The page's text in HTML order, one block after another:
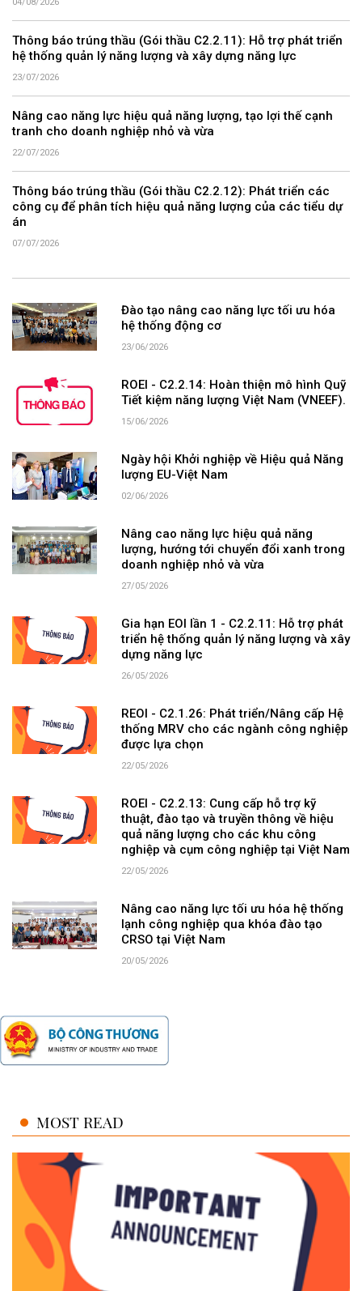
04/08/2026
Thông báo trúng thầu (Gói thầu C2.2.11): Hỗ trợ phát triển
hệ thống quản lý năng lượng và xây dựng năng lực
23/07/2026
Nâng cao năng lực hiệu quả năng lượng, tạo lợi thế cạnh
tranh cho doanh nghiệp nhỏ và vừa
22/07/2026
Thông báo trúng thầu (Gói thầu C2.2.12): Phát triển các
công cụ để phân tích hiệu quả năng lượng của các tiểu dự
án
07/07/2026
Đào tạo nâng cao năng lực tối ưu hóa
hệ thống động cơ
23/06/2026
ROEI - C2.2.14: Hoàn thiện mô hình Quỹ
Tiết kiệm năng lượng Việt Nam (VNEEF).
15/06/2026
Ngày hội Khởi nghiệp về Hiệu quả Năng
lượng EU-Việt Nam
02/06/2026
Nâng cao năng lực hiệu quả năng
lượng, hướng tới chuyển đổi xanh trong
doanh nghiệp nhỏ và vừa
27/05/2026
Gia hạn EOI lần 1 - C2.2.11: Hỗ trợ phát
triển hệ thống quản lý năng lượng và xây
dựng năng lực
26/05/2026
REOI - C2.1.26: Phát triển/Nâng cấp Hệ
thống MRV cho các ngành công nghiệp
được lựa chọn
22/05/2026
ROEI - C2.2.13: Cung cấp hỗ trợ kỹ
thuật, đào tạo và truyền thông về hiệu
quả năng lượng cho các khu công
nghiệp và cụm công nghiệp tại Việt Nam
22/05/2026
Nâng cao năng lực tối ưu hóa hệ thống
lạnh công nghiệp qua khóa đào tạo
CRSO tại Việt Nam
20/05/2026
MOST READ